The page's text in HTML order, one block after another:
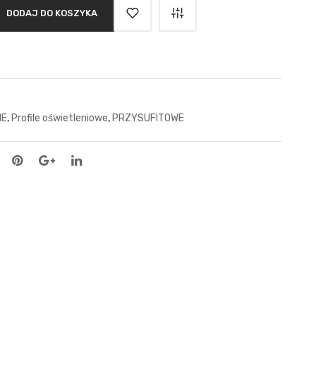
DODAJ DO KOSZYKA
, Profile oświetleniowe, PRZYSUFITOWE